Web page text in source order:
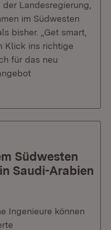
Landesregierung,
im Südwesten
bisher. „Get smart,
Klick ins richtige
für das neu
Südwesten
Saudi-Arabien
Ingenieure können